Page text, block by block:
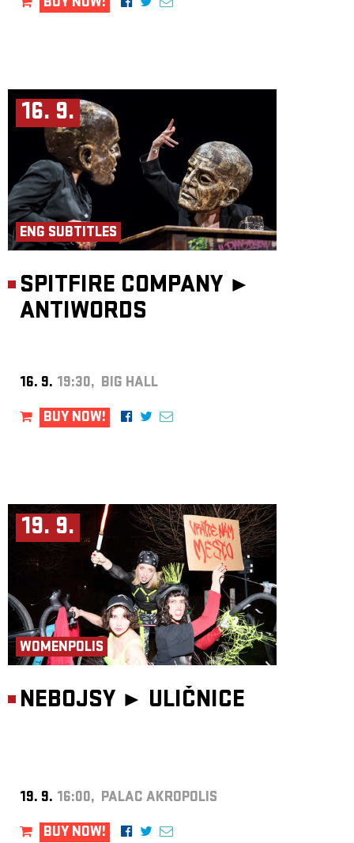
16. 9.
ENG SUBTITLES
SPITFIRE COMPANY ►
ANTIWORDS
16. 9. 19:30, BIG HALL
BUY NOW!
19. 9.
WOMENPOLIS
NEBOJSY ► ULIČNICE
19. 9. 16:00, PALAC AKROPOLIS
BUY NOW!